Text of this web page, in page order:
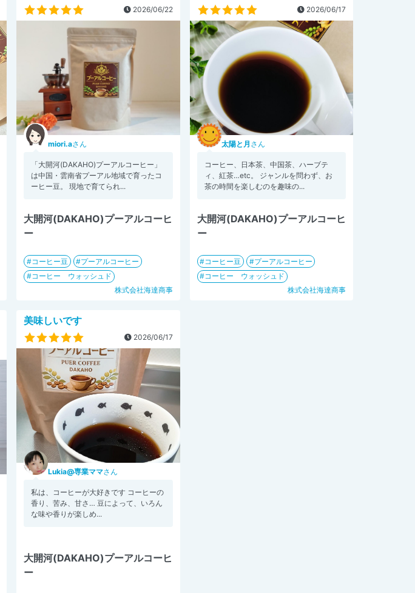
2026/06/22
miori.aさん
「大開河(DAKAHO)プーアルコーヒー」
は中国・雲南省プーアル地域で育ったコ
ーヒー豆。 現地で育てられ...
大開河(DAKAHO)プーアルコーヒ
ー
コーヒー豆
プーアルコーヒー
コーヒー ウォッシュド
株式会社海達商事
2026/06/17
太陽と月 さん
コーヒー、日本茶、中国茶、ハーブテ
ィ、紅茶…etc。 ジャンルを問わず、お
茶の時間を楽しむのを趣味の...
大開河(DAKAHO)プーアルコーヒ
ー
コーヒー豆
プーアルコーヒー
コーヒー ウォッシュド
株式会社海達商事
美味しいです
2026/06/17
Lukia@専業ママさん
私は、コーヒーが大好きです コーヒーの
香り、苦み、甘さ… 豆によって、いろん
な味や香りが楽しめ...
大開河(DAKAHO)プーアルコーヒ
ー